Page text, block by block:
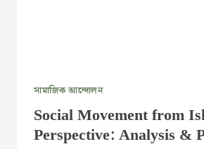
সামাজিক আন্দোলন
Social Movement from
Perspective: Analysis &